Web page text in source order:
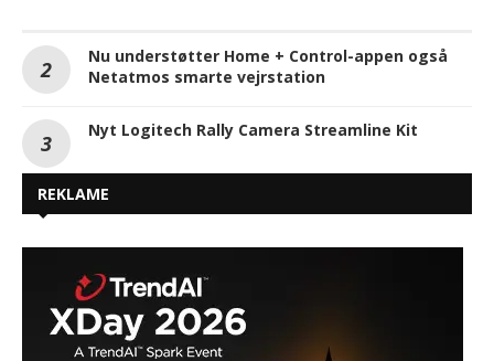
Nu understøtter Home + Control-appen også
Netatmos smarte vejrstation
Nyt Logitech Rally Camera Streamline Kit
REKLAME